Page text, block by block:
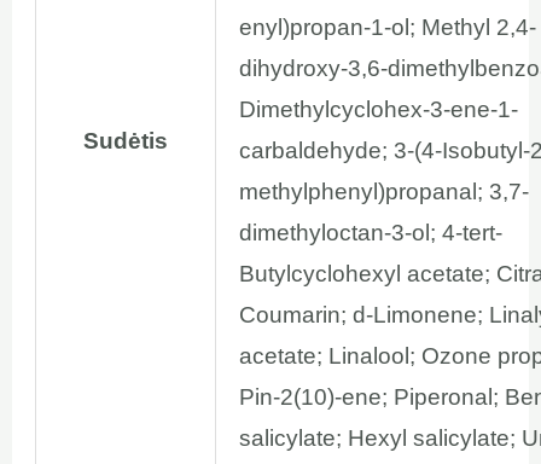
Sudėtis
enyl)propan-1-ol; Methyl 2,4-
dihydroxy-3,6-
Dimethylcyclohex-3-ene-1-
carbaldehyde; 3-(4-Isobutyl-
methylphenyl)propanal; 3,7-
dimethyloctan-3-ol; 4-tert-
Butylcyclohexyl acetate;
Coumarin; d-Limonene;
acetate; Linalool; Ozone
Pin-2(10)-ene; Piperonal;
salicylate; Hexyl salicylate;